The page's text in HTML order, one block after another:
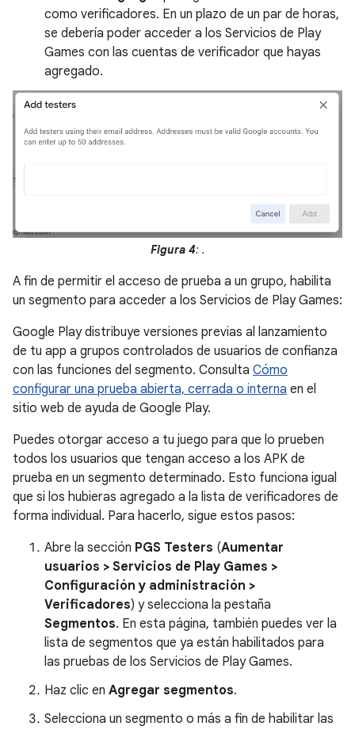
como verificadores. En un plazo de un par de horas,
se debería poder acceder a los Servicios de Play
Games con las cuentas de verificador que hayas
agregado.
Figura 4: .
A fin de permitir el acceso de prueba a un grupo, habilita
un segmento para acceder a los Servicios de Play Games:
Google Play distribuye versiones previas al lanzamiento
de tu app a grupos controlados de usuarios de confianza
con las funciones del segmento. Consulta Cómo
configurar una prueba abierta, cerrada o interna en el
sitio web de ayuda de Google Play.
Puedes otorgar acceso a tu juego para que lo prueben
todos los usuarios que tengan acceso a los APK de
prueba en un segmento determinado. Esto funciona igual
que si los hubieras agregado a la lista de verificadores de
forma individual. Para hacerlo, sigue estos pasos:
Abre la sección PGS Testers (Aumentar
usuarios > Servicios de Play Games >
Configuración y administración >
Verificadores) y selecciona la pestaña
Segmentos. En esta página, también puedes ver la
lista de segmentos que ya están habilitados para
las pruebas de los Servicios de Play Games.
Haz clic en Agregar segmentos.
Selecciona un segmento o más a fin de habilitar las